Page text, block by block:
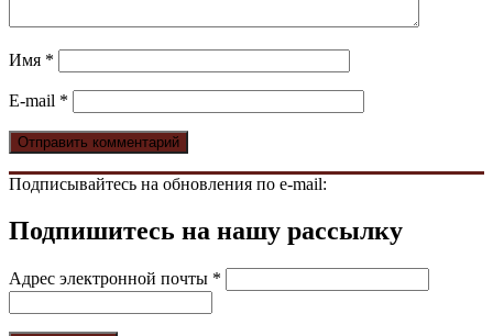
Имя *
E-mail *
Подписывайтесь на обновления по e-mail:
Подпишитесь на нашу рассылку
Адрес электронной почты *